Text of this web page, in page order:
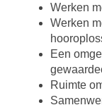
Werken
Werken
Een
Ruimte